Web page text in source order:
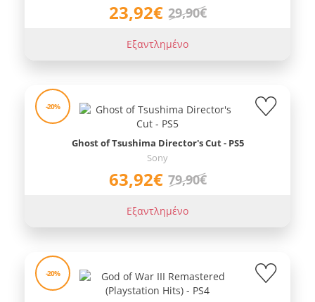
23,92€ 29,90€
Εξαντλημένο
-20%
Ghost of Tsushima Director's Cut - PS5
Sony
63,92€ 79,90€
Εξαντλημένο
-20%